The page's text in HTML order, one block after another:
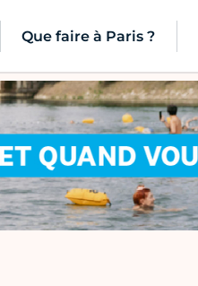
Que faire à Paris ?